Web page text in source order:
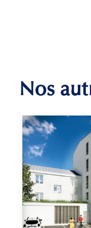
Nos